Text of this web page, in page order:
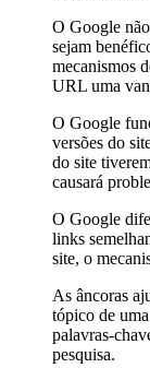
O Google
sejam
mecanismos
URL uma
O Google
versões do
do site
causará
O Google
links
site, o
As âncoras
tópico de
palavras-
pesquisa.